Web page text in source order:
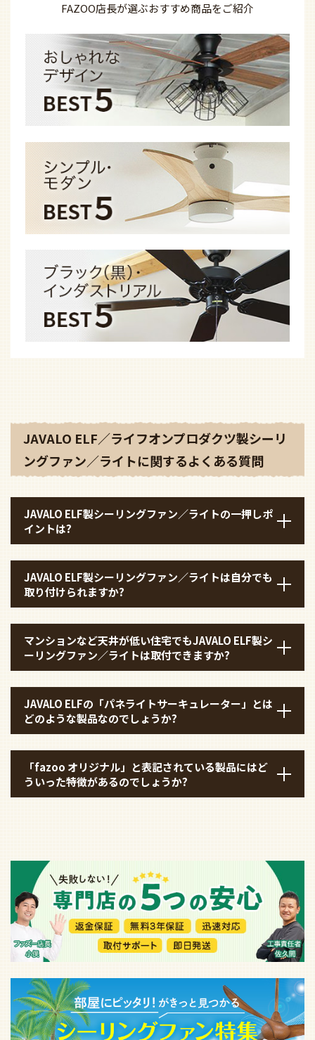
FAZOO店長が選ぶおすすめ商品をご紹介
JAVALO ELF／ライフオンプロダクツ製シーリ
ングファン／ライトに関するよくある質問
JAVALO ELF製シーリングファン／ライトの一押しポ
イントは?
JAVALO ELF製シーリングファン／ライトは自分でも
取り付けられますか?
マンションなど天井が低い住宅でもJAVALO ELF製シ
ーリングファン／ライトは取付できますか?
JAVALO ELFの「パネライトサーキュレーター」とは
どのような製品なのでしょうか?
「fazoo オリジナル」と表記されている製品にはど
ういった特徴があるのでしょうか?